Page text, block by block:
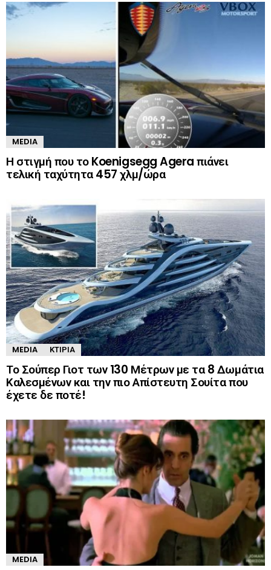
MEDIA
Η στιγμή που το Koenigsegg Agera πιάνει
τελική ταχύτητα 457 χλμ/ώρα
MEDIA ΚΤΊΡΙΑ
Το Σούπερ Γιοτ των 130 Μέτρων με τα 8 Δωμάτια
Καλεσμένων και την πιο Απίστευτη Σουίτα που
έχετε δε ποτέ!
MEDIA